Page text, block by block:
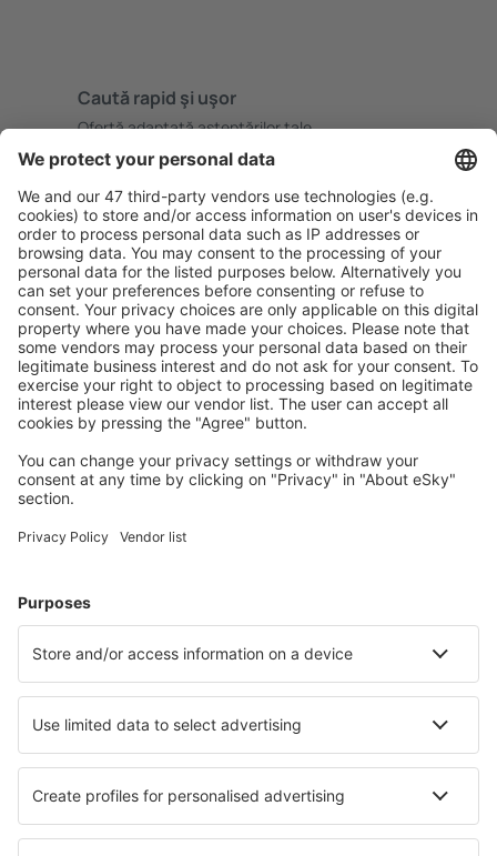
Caută rapid şi uşor
Ofertă adaptată aşteptărilor tale.
Planifică ȋn siguranţă
Rezervare fără griji cu opțiune gratuită de anulare.
Economiseşte mai mult
Prețuri atractive și oferte speciale pentru utilizatorii
conectați.
Cazarea preferată
Alege din peste 1,3 mil. de opţiuni: hoteluri, cabane,
Cele mai căutate cazări de către utilizatorii eSky
Cazare în Le Cap d`Agde
Cazare în Frejus Cazare în Paris Cazare în Nisa
Cazare în La Bresse Cazare în Villers-sur-Mer
Cazare în Canet Cazare în Sanary Sur Mer